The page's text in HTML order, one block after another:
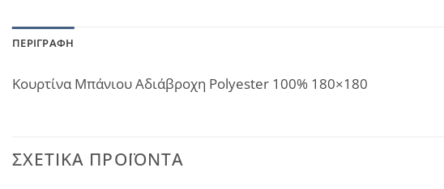
ΠΕΡΙΓΡΑΦΉ
Κουρτίνα Μπάνιου Αδιάβροχη Polyester 100% 180×180
ΣΧΕΤΙΚΆ ΠΡΟΪΌΝΤΑ